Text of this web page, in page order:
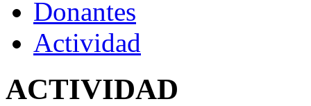
Donantes
Actividad
ACTIVIDAD